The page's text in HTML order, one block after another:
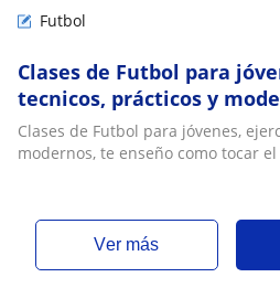
Futbol
Clases de Futbol para
tecnicos, prácticos y
como tocar el balón con
Clases de Futbol para jóvenes,
modernos, te enseño como tocar
ver más